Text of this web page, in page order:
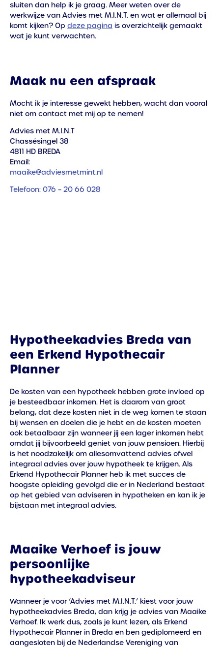
sluiten dan help ik je graag. Meer weten over de
werkwijze van Advies met M.I.N.T. en wat er allemaal bij
komt kijken? Op deze pagina is overzichtelijk gemaakt
wat je kunt verwachten.
Maak nu een afspraak
Mocht ik je interesse gewekt hebben, wacht dan vooral
niet om contact met mij op te nemen!
Advies met M.I.N.T
Chassésingel 38
4811 HD BREDA
Email:
maaike@adviesmetmint.nl
Telefoon: 076 – 20 66 028
Hypotheekadvies Breda van
een Erkend Hypothecair
Planner
De kosten van een hypotheek hebben grote invloed op
je besteedbaar inkomen. Het is daarom van groot
belang, dat deze kosten niet in de weg komen te staan
bij wensen en doelen die je hebt en de kosten moeten
ook betaalbaar zijn wanneer jij een lager inkomen hebt
omdat jij bijvoorbeeld geniet van jouw pensioen. Hierbij
is het noodzakelijk om allesomvattend advies ofwel
integraal advies over jouw hypotheek te krijgen. Als
Erkend Hypothecair Planner heb ik met succes de
hoogste opleiding gevolgd die er in Nederland bestaat
op het gebied van adviseren in hypotheken en kan ik je
bijstaan met integraal advies.
Maaike Verhoef is jouw
persoonlijke
hypotheekadviseur
Wanneer je voor ‘Advies met M.I.N.T.’ kiest voor jouw
hypotheekadvies Breda, dan krijg je advies van Maaike
Verhoef. Ik werk dus, zoals je kunt lezen, als Erkend
Hypothecair Planner in Breda en ben gediplomeerd en
aangesloten bij de Nederlandse Vereniging van